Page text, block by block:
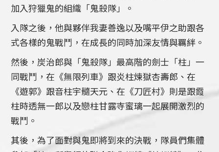
加入狩獵鬼的組織「鬼殺隊」。
入隊之後，他與夥伴我妻善逸以及嘴平伊之助跟各
式各樣的鬼戰鬥，在成長的同時加深友情與羈絆。
然後，炭治郎與「鬼殺隊」最高階的劍士「柱」一
同戰鬥，在《無限列車》跟炎柱煉獄杏壽郎、在
《遊郭》跟音柱宇髓天元、在《刀匠村》則是跟霞
柱時透無一郎以及戀柱甘露寺蜜璃一起展開激烈的
戰鬥。
其後，為了面對與鬼即將到來的決戰，隊員們集體